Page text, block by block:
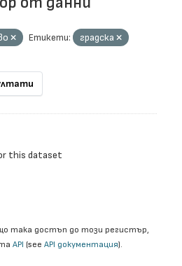
Етикети:
градска
this dataset
така достъп до този регистър,
API (see API документация).